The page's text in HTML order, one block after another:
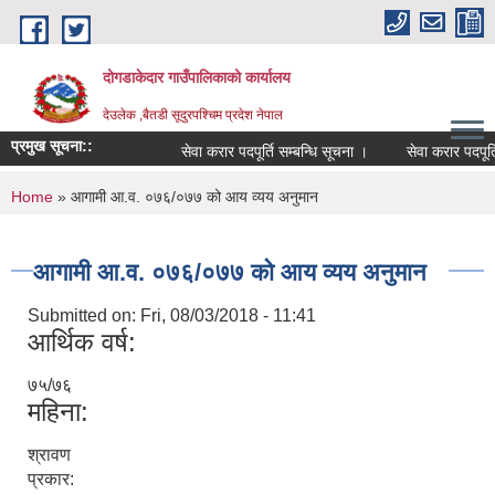
Skip to main content
दोगडाकेदार गाउँपालिकाको कार्यालय
देउलेक ,बैतडी सूदुरपश्चिम प्रदेश नेपाल
प्रमुख सूचना:: सेवा करार पदपूर्ति सम्बन्धि सूचना । सेवा करार
You are here
Home » आगामी आ.व. ०७६/०७७ को आय व्यय अनुमान
आगामी आ.व. ०७६/०७७ को आय व्यय अनुमान
Submitted on: Fri, 08/03/2018 - 11:41
आर्थिक वर्ष:
७५/७६
महिना:
श्रावण
प्रकार: